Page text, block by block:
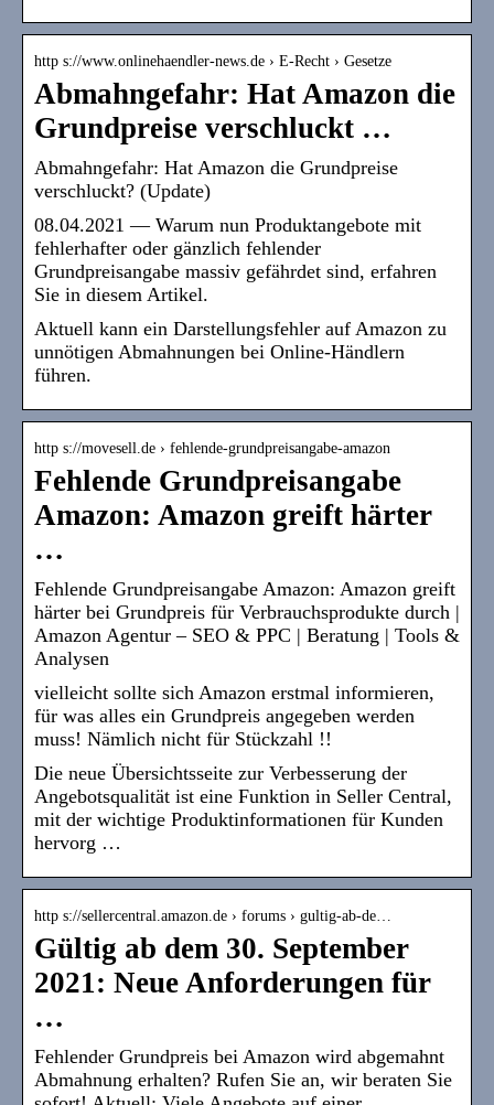
http s://www.onlinehaendler-news.de › E-Recht › Gesetze
Abmahngefahr: Hat Amazon die
Grundpreise verschluckt …
Abmahngefahr: Hat Amazon die Grundpreise
verschluckt? (Update)
08.04.2021 — Warum nun Produktangebote mit
fehlerhafter oder gänzlich fehlender
Grundpreisangabe massiv gefährdet sind, erfahren
Sie in diesem Artikel.
Aktuell kann ein Darstellungsfehler auf Amazon zu
unnötigen Abmahnungen bei Online-Händlern
führen.
http s://movesell.de › fehlende-grundpreisangabe-amazon
Fehlende Grundpreisangabe
Amazon: Amazon greift härter
…
Fehlende Grundpreisangabe Amazon: Amazon greift
härter bei Grundpreis für Verbrauchsprodukte durch |
Amazon Agentur – SEO & PPC | Beratung | Tools &
Analysen
vielleicht sollte sich Amazon erstmal informieren,
für was alles ein Grundpreis angegeben werden
muss! Nämlich nicht für Stückzahl !!
Die neue Übersichtsseite zur Verbesserung der
Angebotsqualität ist eine Funktion in Seller Central,
mit der wichtige Produktinformationen für Kunden
hervorg …
http s://sellercentral.amazon.de › forums › gultig-ab-de…
Gültig ab dem 30. September
2021: Neue Anforderungen für
…
Fehlender Grundpreis bei Amazon wird abgemahnt
Abmahnung erhalten? Rufen Sie an, wir beraten Sie